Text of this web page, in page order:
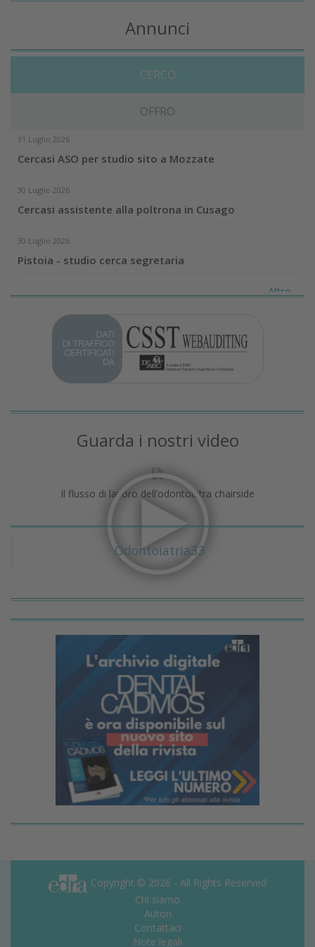
Annunci
CERCO
OFFRO
31 Luglio 2026
Cercasi ASO per studio sito a Mozzate
30 Luglio 2026
Cercasi assistente alla poltrona in Cusago
30 Luglio 2026
Pistoia - studio cerca segretaria
Altro...
Guarda i nostri video
Il flusso di lavoro dell’odontoiatra chairside
Odontoiatria33
Copyright © 2026 - All Rights Reserved
Chi siamo
Autori
Contattaci
Note legali